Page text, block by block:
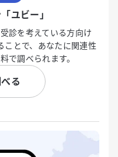
ユビー」
診を考えている方向け
とで、あなたに関連性
で調べられます。
る